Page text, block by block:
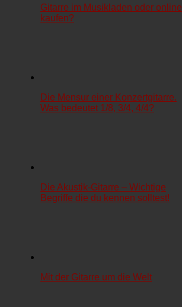
Gitarre im Musikladen oder online
kaufen?
Die Mensur einer Konzertgitarre.
Was bedeutet 1/8, 3/4, 4/4?
Die Akustik-Gitarre – Wichtige
Begriffe die du kennen solltest!
Mit der Gitarre um die Welt